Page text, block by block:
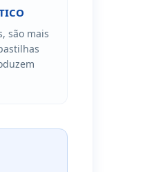
são mais